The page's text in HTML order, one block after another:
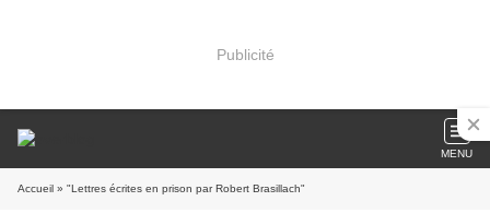
Publicité
MENU
Accueil » "Lettres écrites en prison par Robert Brasillach"